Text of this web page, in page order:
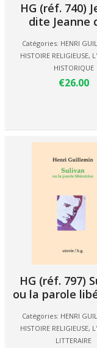
HG (réf. 740)
dite Jeanne
Catégories: HENRI
HISTOIRE RELIGIEUSE,
HISTORIQUE
€26.00
HG (réf. 797)
ou la parole
Catégories: HENRI
HISTOIRE RELIGIEUSE,
LITTERAIRE